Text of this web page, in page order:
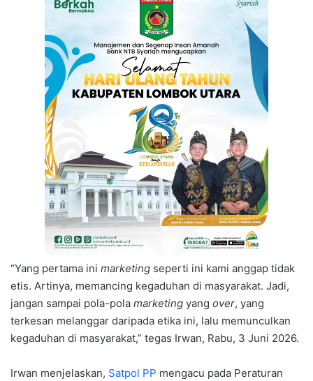
“Yang pertama ini marketing seperti ini kami anggap tidak
etis. Artinya, memancing kegaduhan di masyarakat. Jadi,
jangan sampai pola-pola marketing yang over, yang
terkesan melanggar daripada etika ini, lalu memunculkan
kegaduhan di masyarakat,” tegas Irwan, Rabu, 3 Juni 2026.
Irwan menjelaskan, Satpol PP mengacu pada Peraturan